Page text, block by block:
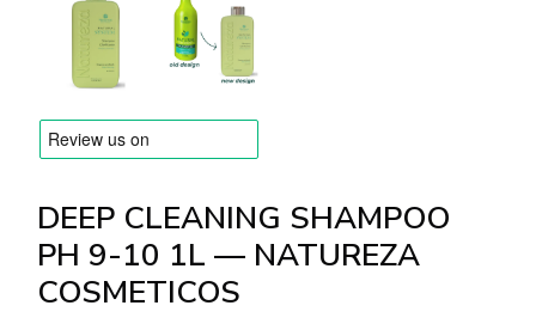
Контакты
Отзывы
DEEP CLEANING SHAMPOO
PH 9-10 1L — NATUREZA
COSMETICOS